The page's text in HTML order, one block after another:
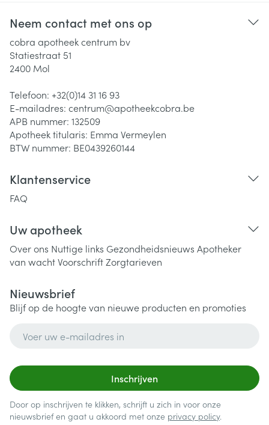
Neem contact met ons op
cobra apotheek centrum bv
Statiestraat 51
2400 Mol
Telefoon: +32(0)14 31 16 93
E-mailadres: centrum@apotheekcobra.be
APB nummer: 132509
Apotheek titularis: Emma Vermeylen
BTW nummer: BE0439260144
Klantenservice
FAQ
Uw apotheek
Over ons Nuttige links Gezondheidsnieuws Apotheker
van wachtVoorschriftZorgtarieven
Nieuwsbrief
Blijf op de hoogte van nieuwe producten en promoties
Inschrijven
Door op inschrijven te klikken, schrijft u zich in voor onze
nieuwsbrief en gaat u akkoord met onze privacy policy.